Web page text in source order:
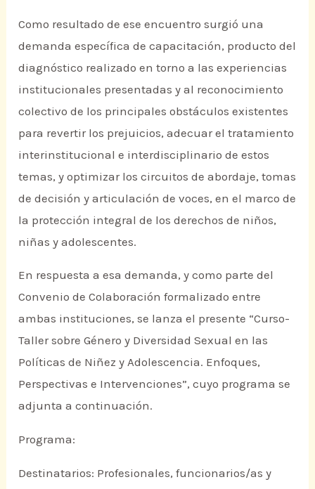
Como resultado de ese encuentro surgió una
demanda específica de capacitación, producto del
diagnóstico realizado en torno a las experiencias
institucionales presentadas y al reconocimiento
colectivo de los principales obstáculos existentes
para revertir los prejuicios, adecuar el tratamiento
interinstitucional e interdisciplinario de estos
temas, y optimizar los circuitos de abordaje, tomas
de decisión y articulación de voces, en el marco de
la protección integral de los derechos de niños,
niñas y adolescentes.
En respuesta a esa demanda, y como parte del
Convenio de Colaboración formalizado entre
ambas instituciones, se lanza el presente “Curso-
Taller sobre Género y Diversidad Sexual en las
Políticas de Niñez y Adolescencia. Enfoques,
Perspectivas e Intervenciones”, cuyo programa se
adjunta a continuación.
Programa:
Destinatarios: Profesionales, funcionarios/as y